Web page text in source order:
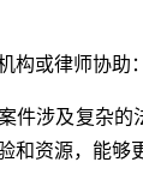
构或律师协助：
件涉及复杂的
和资源，能够